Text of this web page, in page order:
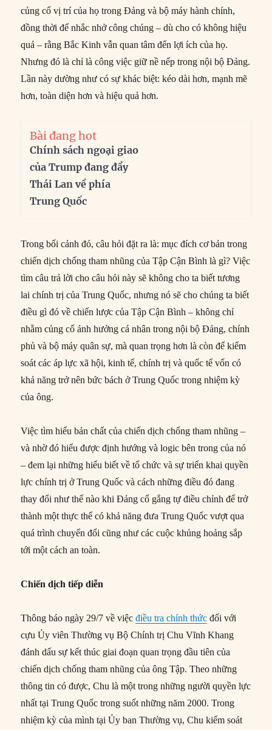
củng cố vị trí của họ trong Đảng và bộ máy hành chính,
đồng thời để nhắc nhở công chúng – dù cho có không hiệu
quả – rằng Bắc Kinh vẫn quan tâm đến lợi ích của họ.
Nhưng đó là chỉ là công việc giữ nề nếp trong nội bộ Đảng.
Lần này dường như có sự khác biệt: kéo dài hơn, mạnh mẽ
hơn, toàn diện hơn và hiệu quả hơn.
Bài đang hot
Chính sách ngoại giao
của Trump đang đẩy
Thái Lan về phía
Trung Quốc
Trong bối cảnh đó, câu hỏi đặt ra là: mục đích cơ bản trong
chiến dịch chống tham nhũng của Tập Cận Bình là gì? Việc
tìm câu trả lời cho câu hỏi này sẽ không cho ta biết tương
lai chính trị của Trung Quốc, nhưng nó sẽ cho chúng ta biết
điều gì đó về chiến lược của Tập Cận Bình – không chỉ
nhằm củng cố ảnh hưởng cá nhân trong nội bộ Đảng, chính
phủ và bộ máy quân sự, mà quan trọng hơn là còn để kiểm
soát các áp lực xã hội, kinh tế, chính trị và quốc tế vốn có
khả năng trở nên bức bách ở Trung Quốc trong nhiệm kỳ
của ông.
Việc tìm hiểu bản chất của chiến dịch chống tham nhũng –
và nhờ đó hiểu được định hướng và logic bên trong của nó
– đem lại những hiểu biết về tổ chức và sự triển khai quyền
lực chính trị ở Trung Quốc và cách những điều đó đang
thay đổi như thế nào khi Đảng cố gắng tự điều chỉnh để trở
thành một thực thể có khả năng đưa Trung Quốc vượt qua
quá trình chuyển đổi cũng như các cuộc khủng hoảng sắp
tới một cách an toàn.
Chiến dịch tiếpdiễn
Thông báo ngày 29/7 về việcđiều tra chính thức đối với
cựu Ủy viên Thường vụ Bộ Chính trị Chu Vĩnh Khang
đánh dấu sự kết thúc giai đoạn quan trọng đầu tiên của
chiến dịch chống tham nhũng của ông Tập. Theo những
thông tin có được, Chu là một trong những người quyền lực
nhất tại Trung Quốc trong suốt những năm 2000. Trong
nhiệm kỳ của mình tại Ủy ban Thường vụ, Chu kiểm soát